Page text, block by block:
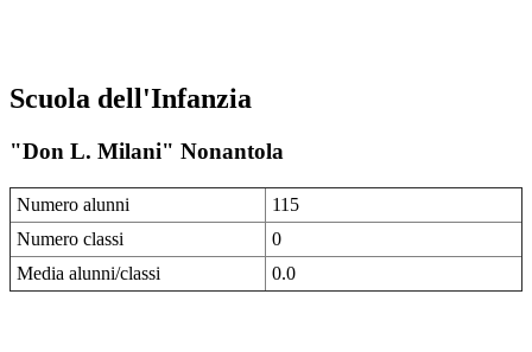
Scuola dell'Infanzia
"Don L. Milani" Nonantola
Numero alunni
115
Numero classi
0
Media alunni/classi
0.0